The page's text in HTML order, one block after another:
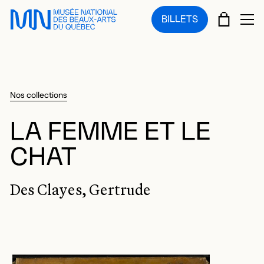
Sauter au menu principal
Sauter au contenu principal
Sauter au pied de page
BILLETS PANIER
Nos collections
LA FEMME ET LE
CHAT
Des Clayes, Gertrude